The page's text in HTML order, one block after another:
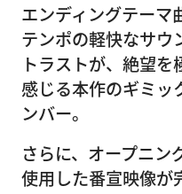
エンディングテーマ
テンポの軽快なサウ
トラストが、絶望
感じる本作のギミッ
ンバー。
さらに、オープニン
使用した番宣映像が